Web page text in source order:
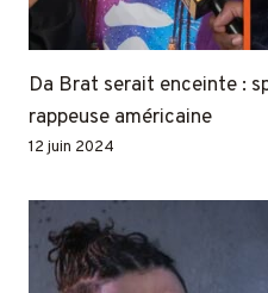
Da Brat serait enceinte :
rappeuse américaine
12 juin 2024